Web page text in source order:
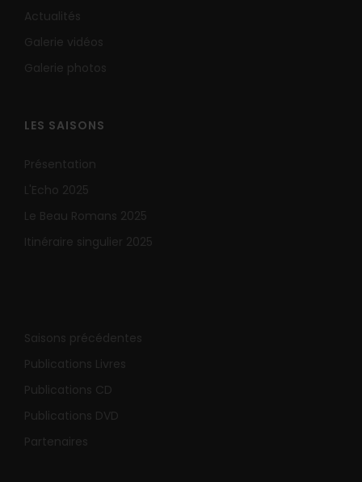
Actualités
Galerie vidéos
Galerie photos
LES SAISONS
Présentation
L'Echo 2025
Le Beau Romans 2025
Itinéraire singulier 2025
Saisons précédentes
Publications Livres
Publications CD
Publications DVD
Partenaires